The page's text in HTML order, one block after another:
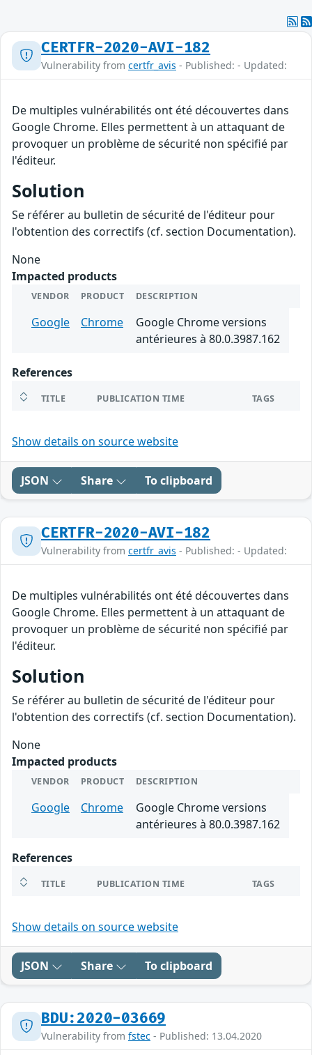
CERTFR-2020-AVI-182
Vulnerability from certfr_avis - Published: - Updated:
De multiples vulnérabilités ont été découvertes dans
Google Chrome. Elles permettent à un attaquant de
provoquer un problème de sécurité non spécifié par
l'éditeur.
Solution
Se référer au bulletin de sécurité de l'éditeur pour
l'obtention des correctifs (cf. section Documentation).
None
Impacted products
VENDOR PRODUCT DESCRIPTION
Google Chrome
Google Chrome versions
antérieures à 80.0.3987.162
References
TITLE PUBLICATION TIME TAGS
Show details on source website
JSON Share To clipboard
CERTFR-2020-AVI-182
Vulnerability from certfr_avis - Published: - Updated:
De multiples vulnérabilités ont été découvertes dans
Google Chrome. Elles permettent à un attaquant de
provoquer un problème de sécurité non spécifié par
l'éditeur.
Solution
Se référer au bulletin de sécurité de l'éditeur pour
l'obtention des correctifs (cf. section Documentation).
None
Impacted products
VENDOR PRODUCT DESCRIPTION
Google Chrome
Google Chrome versions
antérieures à 80.0.3987.162
References
TITLE PUBLICATION TIME TAGS
Show details on source website
JSON Share To clipboard
BDU:2020-03669
Vulnerability from fstec - Published: 13.04.2020